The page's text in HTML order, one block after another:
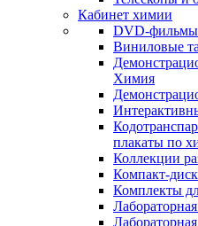
Кабинет химии
DVD-
Виниловые
Химия
плакаты по
Коллекции
Компакт-
Комплекты